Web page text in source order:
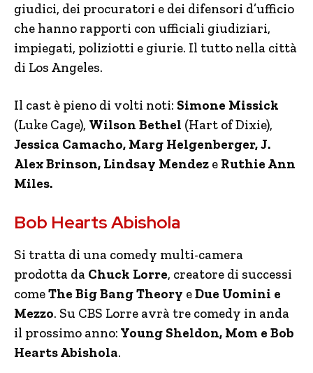
giudici, dei procuratori e dei difensori d’ufficio
che hanno rapporti con ufficiali giudiziari,
impiegati, poliziotti e giurie. Il tutto nella città
di Los Angeles.
Il cast è pieno di volti noti: Simone Missick
(Luke Cage), Wilson Bethel (Hart of Dixie),
Jessica Camacho, Marg Helgenberger, J.
Alex Brinson, Lindsay Mendez e Ruthie Ann
Miles.
Bob Hearts Abishola
Si tratta di una comedy multi-camera
prodotta da Chuck Lorre, creatore di successi
comeThe Big Bang Theory eDue Uomini e
Mezzo. Su CBS Lorre avrà tre comedy in anda
il prossimo anno: Young Sheldon, Mom e Bob
Hearts Abishola.